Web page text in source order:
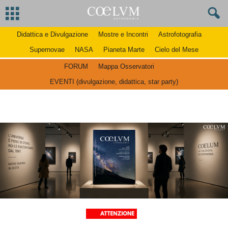
Didattica e Divulgazione Mostre e Incontri
Astrofotografia
Supernovae
NASA Pianeta Marte Cielo del Mese
FORUM
Mappa Osservatori
EVENTI (divulgazione, didattica, star party)